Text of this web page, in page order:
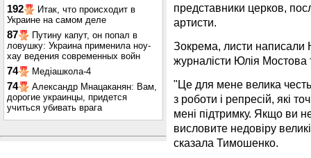
192
Итак, что происходит в
Украине на самом деле
87
Путину капут, он попал в
ловушку: Украина применила ноу-
хау ведения современных войн
74 Медіашкола-4
74
Александр Мнацаканян: Вам,
дорогие украинцы, придется
учиться убивать врага
представники церков,
артисти.
Зокрема, листи написали
журналісти Юлія Мостова
"Це для мене велика
з роботи і репресій, які
мені підтримку. Якщо ви
висловите недовіру
сказала Тимошенко.